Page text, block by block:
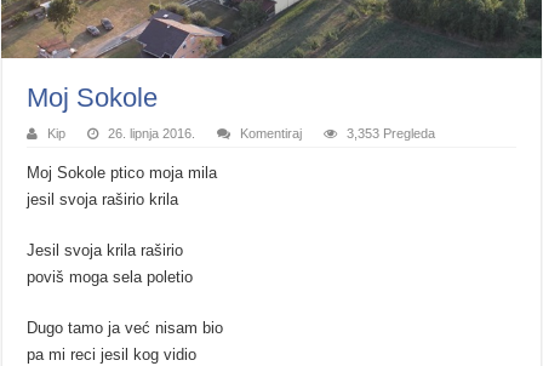
Moj Sokole
Kip 26. lipnja 2016. Komentiraj 3,353 Pregleda
Moj Sokole ptico moja mila
jesil svoja raširio krila
Jesil svoja krila raširio
poviš moga sela poletio
Dugo tamo ja već nisam bio
pa mi reci jesil kog vidio